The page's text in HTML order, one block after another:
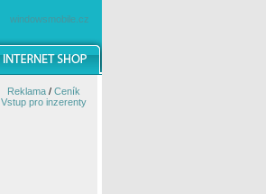
windowsmobile.cz
Reklama/ Ceník
Vstup pro inzerenty